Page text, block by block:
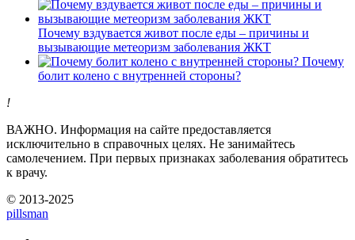
Почему вздувается живот после еды – причины и
вызывающие метеоризм заболевания ЖКТ
Почему
болит колено с внутренней стороны?
!
ВАЖНО. Информация на сайте предоставляется
исключительно в справочных целях. Не занимайтесь
самолечением. При первых признаках заболевания обратитесь
к врачу.
© 2013-2025
pillsman